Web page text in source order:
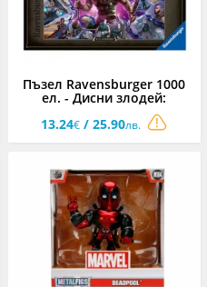
Пъзел Ravensburger 1000
ел. - Дисни злодей:
13.24€ / 25.90лв.